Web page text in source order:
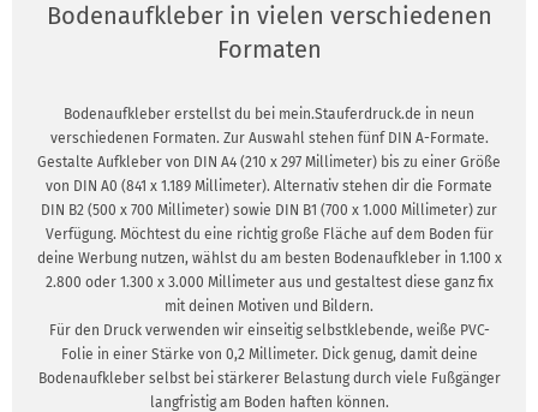
Bodenaufkleber in vielen verschiedenen
Formaten
Bodenaufkleber erstellst du bei mein.Stauferdruck.de in neun
verschiedenen Formaten. Zur Auswahl stehen fünf DIN A-Formate.
Gestalte Aufkleber von DIN A4 (210 x 297 Millimeter) bis zu einer Größe
von DIN A0 (841 x 1.189 Millimeter). Alternativ stehen dir die Formate
DIN B2 (500 x 700 Millimeter) sowie DIN B1 (700 x 1.000 Millimeter) zur
Verfügung. Möchtest du eine richtig große Fläche auf dem Boden für
deine Werbung nutzen, wählst du am besten Bodenaufkleber in 1.100 x
2.800 oder 1.300 x 3.000 Millimeter aus und gestaltest diese ganz fix
mit deinen Motiven und Bildern.
Für den Druck verwenden wir einseitig selbstklebende, weiße PVC-
Folie in einer Stärke von 0,2 Millimeter. Dick genug, damit deine
Bodenaufkleber selbst bei stärkerer Belastung durch viele Fußgänger
langfristig am Boden haften können.